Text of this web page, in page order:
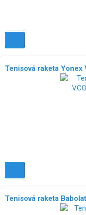
Tenisová raketa Yonex
Tenisová raketa